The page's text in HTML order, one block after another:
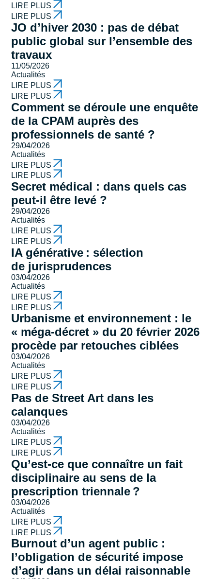
LIRE PLUS
LIRE PLUS
JO d’hiver 2030 : pas de débat
public global sur l’ensemble des
travaux
11/05/2026
Actualités
LIRE PLUS
LIRE PLUS
Comment se déroule une enquête
de la CPAM auprès des
professionnels de santé ?
29/04/2026
Actualités
LIRE PLUS
LIRE PLUS
Secret médical : dans quels cas
peut-il être levé ?
29/04/2026
Actualités
LIRE PLUS
LIRE PLUS
IA générative : sélection
de jurisprudences
03/04/2026
Actualités
LIRE PLUS
LIRE PLUS
Urbanisme et environnement : le
« méga-décret » du 20 février 2026
procède par retouches ciblées
03/04/2026
Actualités
LIRE PLUS
LIRE PLUS
Pas de Street Art dans les
calanques
03/04/2026
Actualités
LIRE PLUS
LIRE PLUS
Qu’est-ce que connaître un fait
disciplinaire au sens de la
prescription triennale ?
03/04/2026
Actualités
LIRE PLUS
LIRE PLUS
Burnout d’un agent public :
l’obligation de sécurité impose
d’agir dans un délai raisonnable